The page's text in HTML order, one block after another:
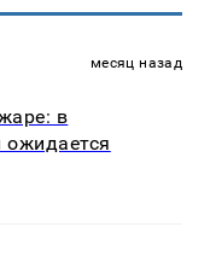
месяц назад
в
ожидается